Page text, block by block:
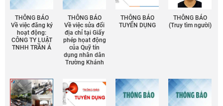
THÔNG BÁO
Về việc đăng ký
hoạt động:
CÔNG TY LUẬT
TNHH TRẦN Á
THÔNG BÁO
Về việc sửa đổi
địa chỉ tại Giấy
phép họat động
của Quỹ tín
dụng nhân dân
Trường Khánh
THÔNG BÁO
TUYỂN DỤNG
THÔNG BÁO
(Truy tìm người)